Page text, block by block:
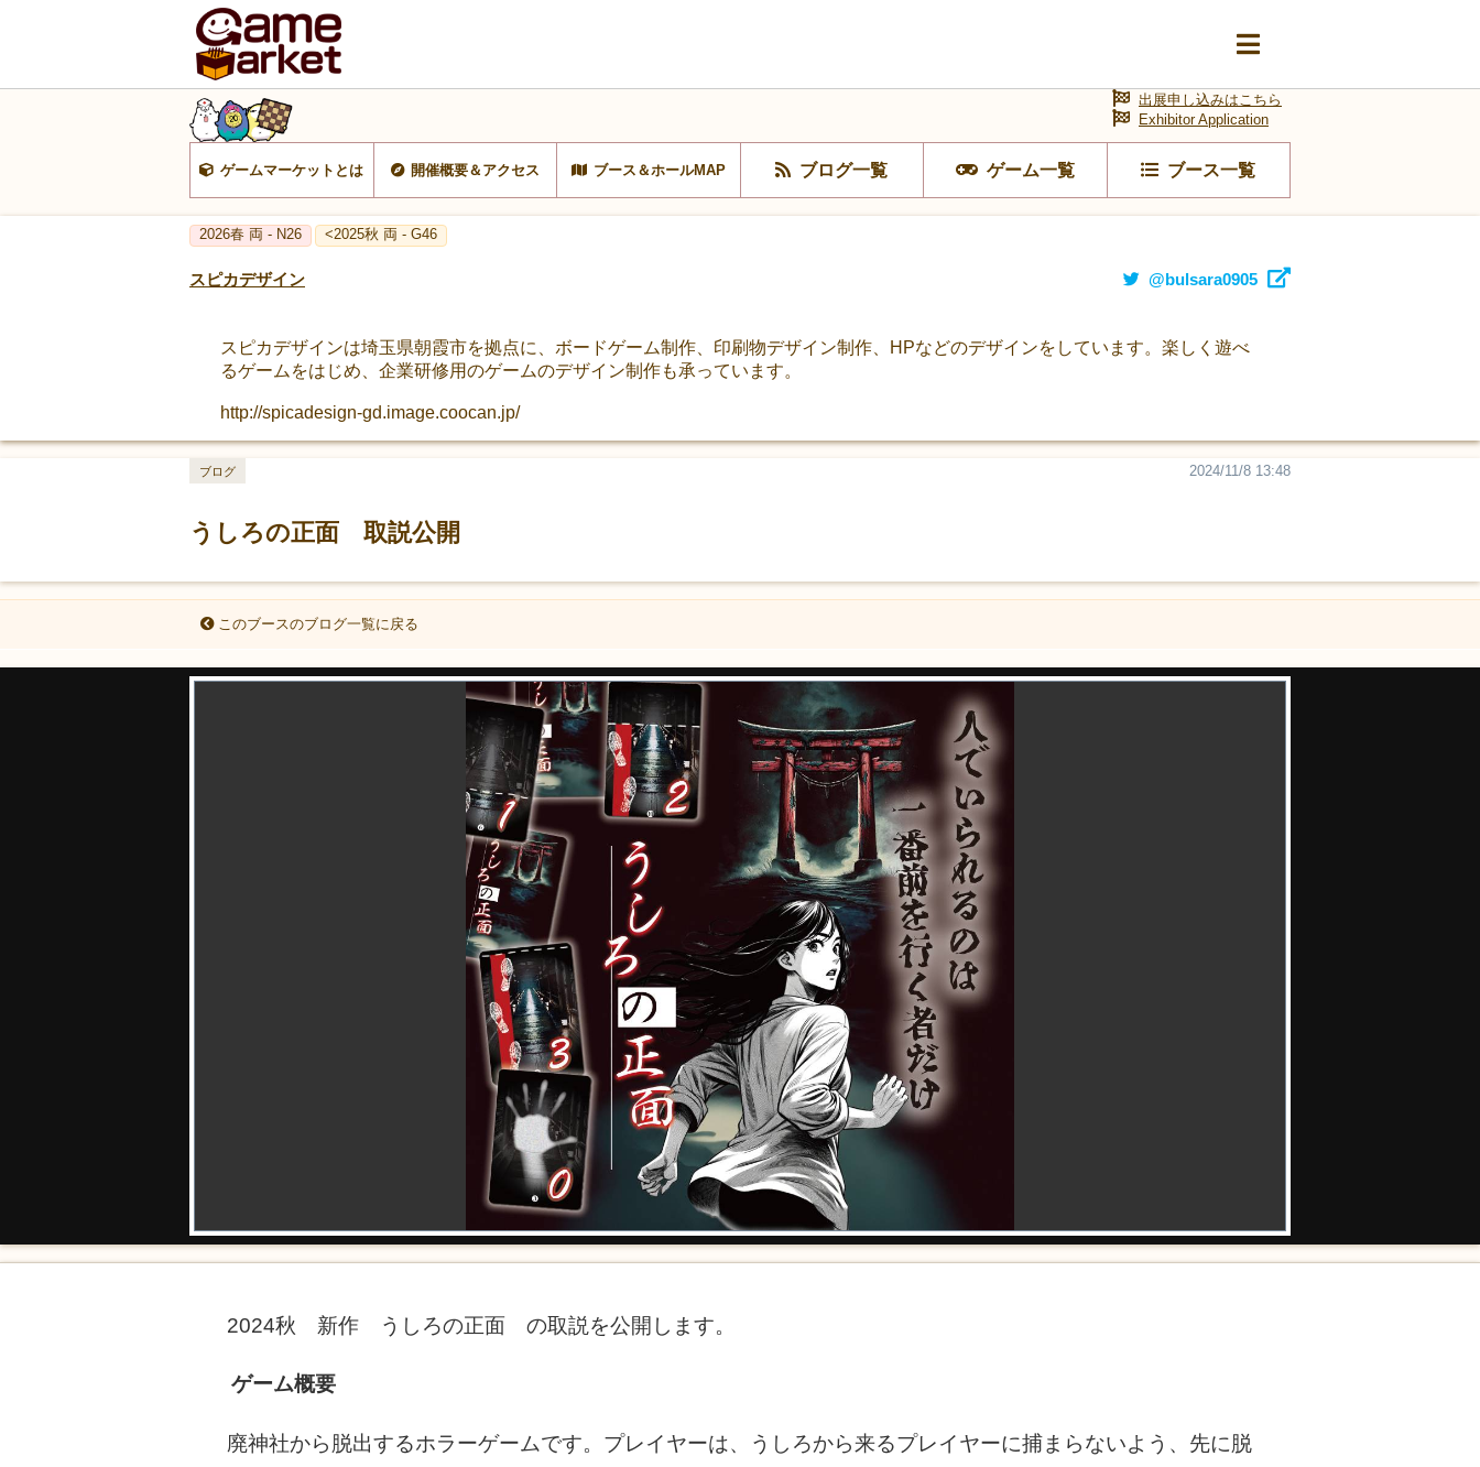
ゲームマーケットとは 開催概要＆アクセス ブース＆ホールMAP ブログ一覧 ゲーム一覧 ブース一覧
出展申し込みはこちら
Exhibitor Application
2026春 両 - N26 <2025秋 両 - G46
スピカデザイン @bulsara0905
スピカデザインは埼玉県朝霞市を拠点に、ボードゲーム制作、印刷物デザイン制作、HPなどのデザインをしています。楽しく遊べ
るゲームをはじめ、企業研修用のゲームのデザイン制作も承っています。
http://spicadesign-gd.image.coocan.jp/
うしろの正面 取説公開
2024/11/8 13:48
ブログ
このブースのブログ一覧に戻る
2024秋 新作 うしろの正面 の取説を公開します。
ゲーム概要
廃神社から脱出するホラーゲームです。プレイヤーは、うしろから来るプレイヤーに捕まらないよう、先に脱